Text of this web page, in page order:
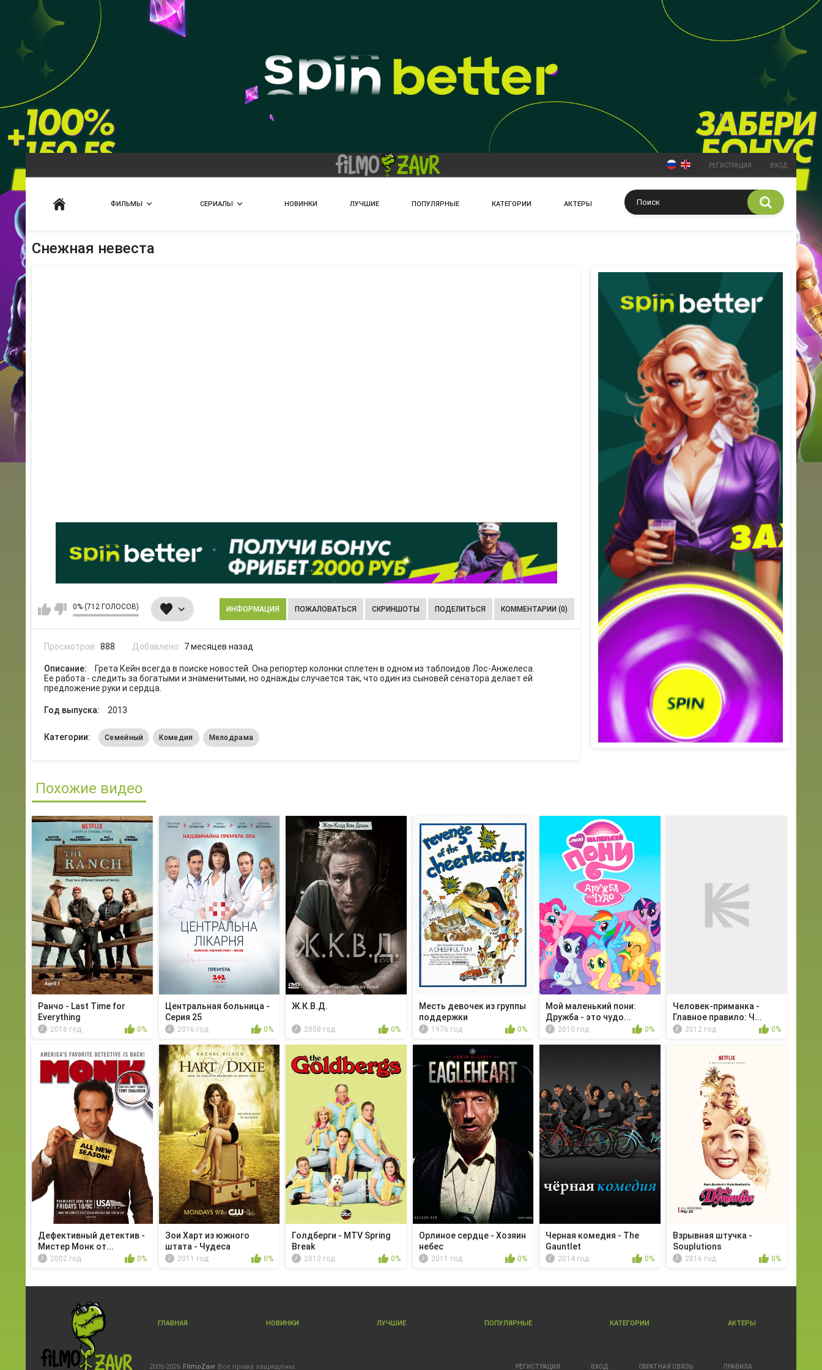
РЕГИСТРАЦИЯ ВХОД
ФИЛЬМЫ СЕРИАЛЫ НОВИНКИ ЛУЧШИЕ ПОПУЛЯРНЫЕ КАТЕГОРИИ АКТЕРЫ
Снежная невеста
0% (712 ГОЛОСОВ) ИНФОРМАЦИЯ ПОЖАЛОВАТЬСЯ СКРИНШОТЫ ПОДЕЛИТЬСЯ КОММЕНТАРИИ (0)
Просмотров: 888 Добавлено: 7 месяцев назад
Описание:
Грета Кейн всегда в поиске новостей. Она репортер колонки сплетен в одном из таблоидов Лос-Анжелеса.
Ее работа - следить за богатыми и знаменитыми, но однажды случается так, что один из сыновей сенатора делает ей
предложение руки и сердца.
Год выпуска: 2013
Категории: Семейный Комедия Мелодрама
Похожие видео
Ранчо - Last Time for
Everything
2016 год 0%
Центральная больница -
Серия 25
2016 год 0%
Ж.К.В.Д.
2008 год 0%
Месть девочек из группы
поддержки
1976 год 0%
Мой маленький пони:
Дружба - это чудо...
2010 год 0%
Человек-приманка -
Главное правило: Ч...
2012 год 0%
Дефективный детектив -
Мистер Монк от...
2002 год 0%
Зои Харт из южного
штата - Чудеса
2011 год 0%
Голдберги - MTV Spring
Break
2013 год 0%
Орлиное сердце - Хозяин
небес
2011 год 0%
Черная комедия - The
Gauntlet
2014 год 0%
Взрывная штучка -
Souplutions
2016 год 0%
ГЛАВНАЯ НОВИНКИ ЛУЧШИЕ ПОПУЛЯРНЫЕ КАТЕГОРИИ АКТЕРЫ
2005-2026 FilmoZavr Все права защищены. РЕГИСТРАЦИЯ ВХОД ОБРАТНАЯ СВЯЗЬ ПРАВИЛА